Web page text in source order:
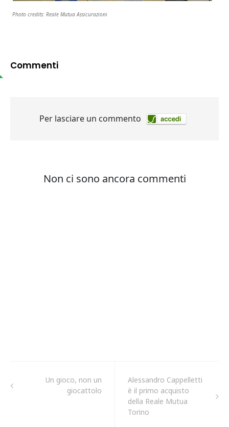
Photo credits: Reale Mutua Assicurazioni
Commenti
Un gioco, non un
giocattolo
Alessandro Cappelletti
è il primo acquisto
della Reale Mutua
Torino